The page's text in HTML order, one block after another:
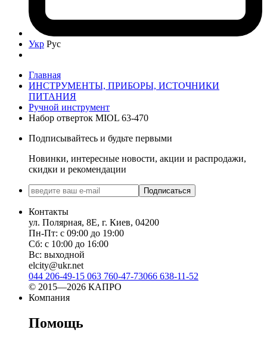
Укр Рус
Главная
ИНСТРУМЕНТЫ, ПРИБОРЫ, ИСТОЧНИКИ
ПИТАНИЯ
Ручной инструмент
Набор отверток MIOL 63-470
Подписывайтесь и будьте первыми
Новинки, интересные новости, акции и распродажи,
скидки и рекомендации
Подписаться
Контакты
ул. Полярная, 8Е, г. Киев, 04200
Пн-Пт: с 09:00 до 19:00
Сб: с 10:00 до 16:00
Вс: выходной
elcity@ukr.net
044 206-49-15 063 760-47-73066 638-11-52
© 2015—2026 КАПРО
Компания
Помощь